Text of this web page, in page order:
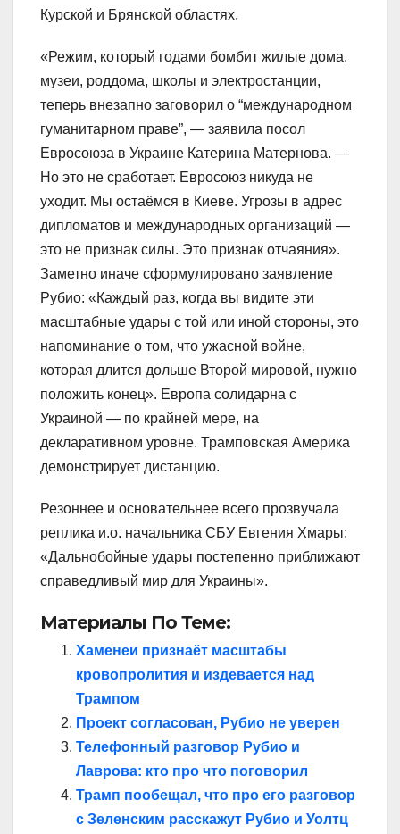
Курской и Брянской областях.
«Режим, который годами бомбит жилые дома,
музеи, роддома, школы и электростанции,
теперь внезапно заговорил о “международном
гуманитарном праве”, — заявила посол
Евросоюза в Украине Катерина Матернова. —
Но это не сработает. Евросоюз никуда не
уходит. Мы остаёмся в Киеве. Угрозы в адрес
дипломатов и международных организаций —
это не признак силы. Это признак отчаяния».
Заметно иначе сформулировано заявление
Рубио: «Каждый раз, когда вы видите эти
масштабные удары с той или иной стороны, это
напоминание о том, что ужасной войне,
которая длится дольше Второй мировой, нужно
положить конец». Европа солидарна с
Украиной — по крайней мере, на
декларативном уровне. Трамповская Америка
демонстрирует дистанцию.
Резоннее и основательнее всего прозвучала
реплика и.о. начальника СБУ Евгения Хмары:
«Дальнобойные удары постепенно приближают
справедливый мир для Украины».
Материалы По Теме:
Хаменеи признаёт масштабы
кровопролития и издевается над
Трампом
Проект согласован, Рубио не уверен
Телефонный разговор Рубио и
Лаврова: кто про что поговорил
Трамп пообещал, что про его разговор
с Зеленским расскажут Рубио и Уолтц